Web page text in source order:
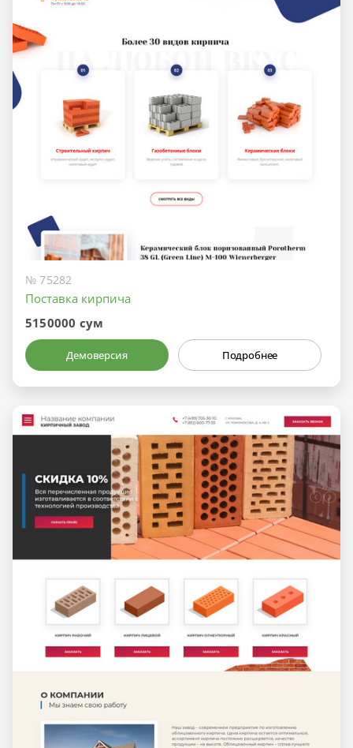
№ 75282
Поставка кирпича
5150000 сум
Демоверсия Подробнее